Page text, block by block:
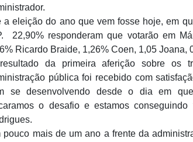
a eleição do ano que vem fosse hoje, em
22,90% responderam que votarão em
Ricardo Braide, 1,26% Coen, 1,05 Joana,
da primeira aferição sobre os
pública foi recebido com
se desenvolvendo desde o dia em
o desafio e estamos
pouco mais de um ano a frente da